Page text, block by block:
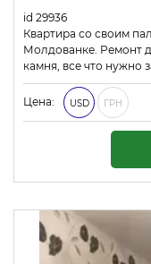
id 29936
Квартира со своим
Молдованке. Ремонт
камня, все что нужно
Цена: USD ГРН